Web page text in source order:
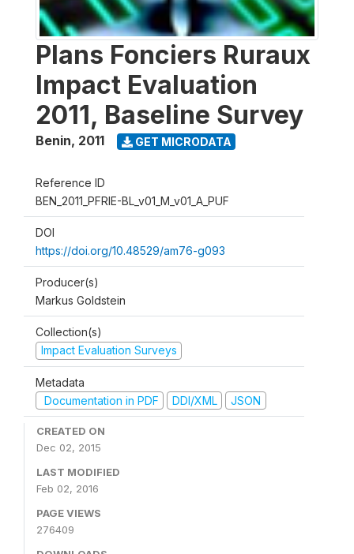
Plans Fonciers Ruraux
Impact Evaluation
2011, Baseline Survey
Benin, 2011 GET MICRODATA
Reference ID
BEN_2011_PFRIE-BL_v01_M_v01_A_PUF
DOI
https://doi.org/10.48529/am76-g093
Producer(s)
Markus Goldstein
Collection(s)
Impact Evaluation Surveys
Metadata
Documentation in PDF
DDI/XML JSON
CREATED ON
Dec 02, 2015
LAST MODIFIED
Feb 02, 2016
PAGE VIEWS
276409